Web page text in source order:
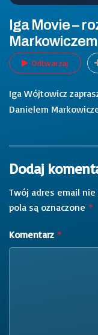
Iga Movie –
Markowiczem
Odtwarzaj
Iga Wójtowicz
Danielem
Dodaj
Twój adres email
pola są oznaczone *
Komentarz *